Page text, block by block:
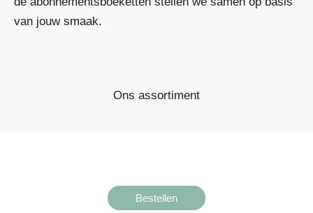
van jouw smaak.
Ons assortiment
Bestellen